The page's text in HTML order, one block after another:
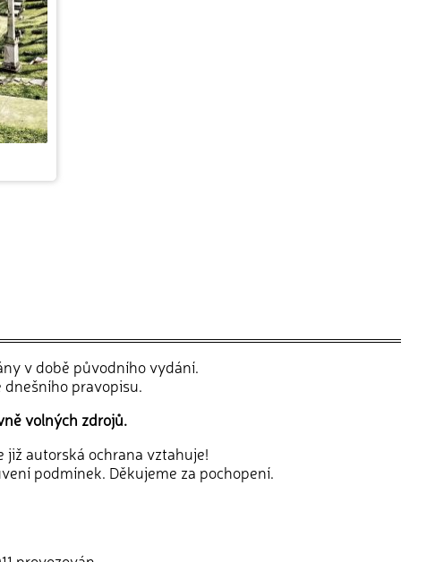
v době původního vydání.
pravopisu.
volných zdrojů.
již autorská ochrana vztahuje!
podmínek. Děkujeme za pochopení.